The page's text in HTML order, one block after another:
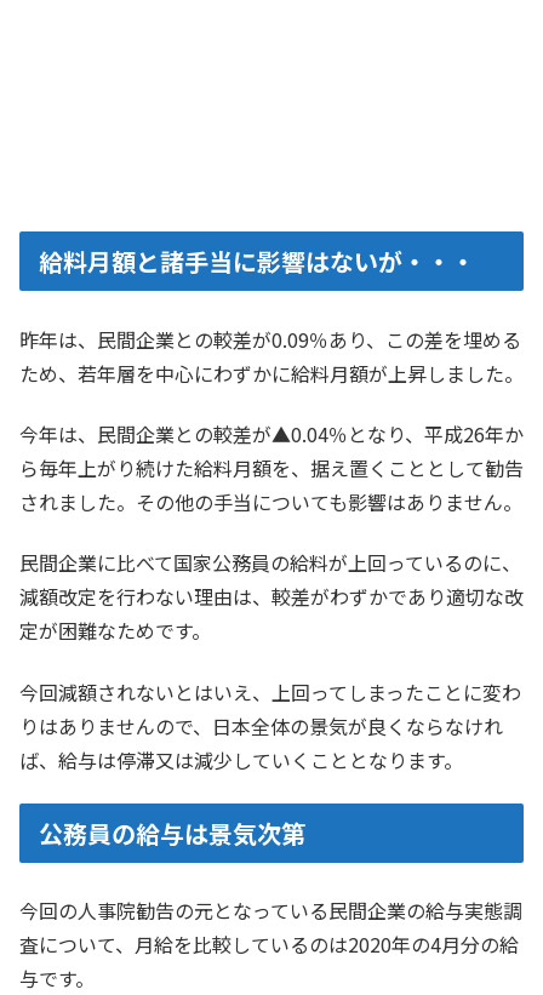
給料月額と諸手当に影響はないが・・・
昨年は、民間企業との較差が0.09％あり、この差を埋める
ため、若年層を中心にわずかに給料月額が上昇しました。
今年は、民間企業との較差が▲0.04％となり、平成26年か
ら毎年上がり続けた給料月額を、据え置くこととして勧告
されました。その他の手当についても影響はありません。
民間企業に比べて国家公務員の給料が上回っているのに、
減額改定を行わない理由は、較差がわずかであり適切な改
定が困難なためです。
今回減額されないとはいえ、上回ってしまったことに変わ
りはありませんので、日本全体の景気が良くならなけれ
ば、給与は停滞又は減少していくこととなります。
公務員の給与は景気次第
今回の人事院勧告の元となっている民間企業の給与実態調
査について、月給を比較しているのは2020年の4月分の給
与です。